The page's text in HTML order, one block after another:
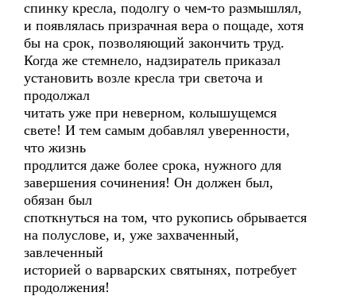
спинку кресла, подолгу о чем-то размышлял,
и появлялась призрачная вера о пощаде, хотя
бы на срок, позволяющий закончить труд.
Когда же стемнело, надзиратель приказал
установить возле кресла три светоча и
продолжал
читать уже при неверном, колышущемся
свете! И тем самым добавлял уверенности,
что жизнь
продлится даже более срока, нужного для
завершения сочинения! Он должен был,
обязан был
споткнуться на том, что рукопись обрывается
на полуслове, и, уже захваченный,
завлеченный
историей о варварских святынях, потребует
продолжения!